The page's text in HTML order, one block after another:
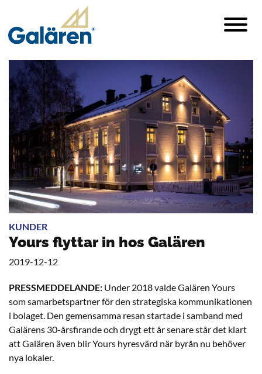
KUNDER
Yours flyttar in hos Galären
2019-12-12
PRESSMEDDELANDE: Under 2018 valde Galären Yours
som samarbetspartner för den strategiska kommunikationen
i bolaget. Den gemensamma resan startade i samband med
Galärens 30-årsfirande och drygt ett år senare står det klart
att Galären även blir Yours hyresvärd när byrån nu behöver
nya lokaler.